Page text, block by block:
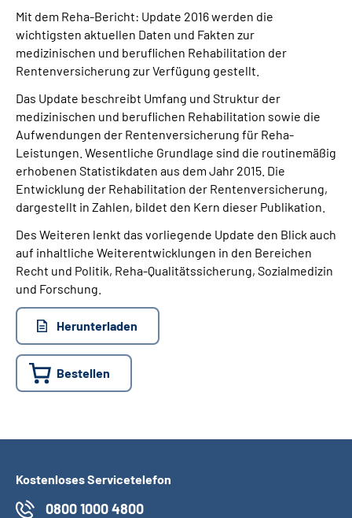
Über uns & Presse
Online-Services
Suche
Language
Inhalte in Gebärdensprache (DGS)
Leichte Sprache
Mein Kundenportal
Mit dem Reha-Bericht: Update 2016 werden die
wichtigsten aktuellen Daten und Fakten zur
medizinischen und beruflichen Rehabilitation der
Rentenversicherung zur Verfügung gestellt.
Das Update beschreibt Umfang und Struktur der
medizinischen und beruflichen Rehabilitation sowie die
Aufwendungen der Rentenversicherung für Reha-
Leistungen. Wesentliche Grundlage sind die routinemäßig
erhobenen Statistikdaten aus dem Jahr 2015. Die
Entwicklung der Rehabilitation der Rentenversicherung,
dargestellt in Zahlen, bildet den Kern dieser Publikation.
Des Weiteren lenkt das vorliegende Update den Blick auch
auf inhaltliche Weiterentwicklungen in den Bereichen
Recht und Politik, Reha-Qualitätssicherung, Sozialmedizin
und Forschung.
Herunterladen
Bestellen
Kostenloses Servicetelefon
0800 1000 4800